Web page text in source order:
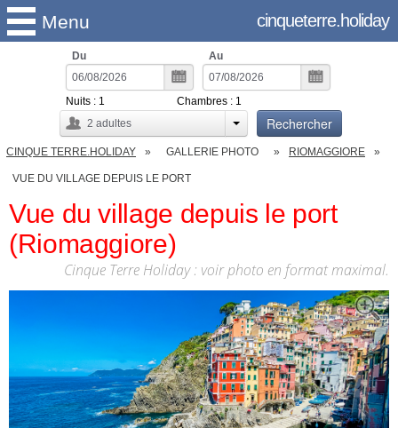
Menu cinqueterre.holiday
Du Au
2 adultes
Nuits : 1 Chambres : 1
Rechercher
CINQUE TERRE.HOLIDAY GALLERIE PHOTO RIOMAGGIORE
VUE DU VILLAGE DEPUIS LE PORT
Vue du village depuis le port
(Riomaggiore)
Cinque Terre Holiday : voir photo en format maximal.